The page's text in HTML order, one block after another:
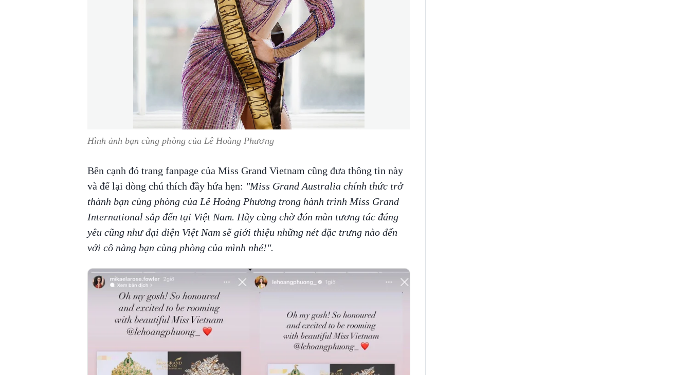
Hình ảnh bạn cùng phòng của Lê Hoàng Phương
Bên cạnh đó trang fanpage của Miss Grand Vietnam cũng đưa thông tin này
và để lại dòng chú thích đầy hứa hẹn: "Miss Grand Australia chính thức trở
thành bạn cùng phòng của Lê Hoàng Phương trong hành trình Miss Grand
International sắp đến tại Việt Nam. Hãy cùng chờ đón màn tương tác đáng
yêu cũng như đại diện Việt Nam sẽ giới thiệu những nét đặc trưng nào đến
với cô nàng bạn cùng phòng của mình nhé!".